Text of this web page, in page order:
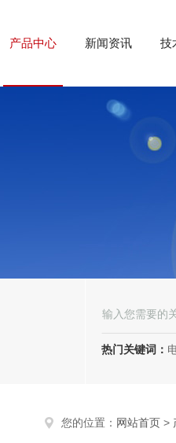
产品中心 新闻资讯 技
热门关键词： 电
您的位置： 网站首页 >